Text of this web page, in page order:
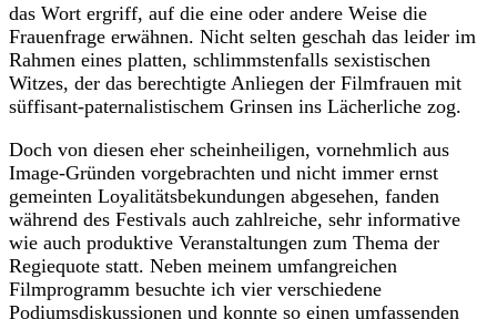
das Wort ergriff, auf die eine oder andere Weise die
Frauenfrage erwähnen. Nicht selten geschah das leider im
Rahmen eines platten, schlimmstenfalls sexistischen
Witzes, der das berechtigte Anliegen der Filmfrauen mit
süffisant-paternalistischem Grinsen ins Lächerliche zog.
Doch von diesen eher scheinheiligen, vornehmlich aus
Image-Gründen vorgebrachten und nicht immer ernst
gemeinten Loyalitätsbekundungen abgesehen, fanden
während des Festivals auch zahlreiche, sehr informative
wie auch produktive Veranstaltungen zum Thema der
Regiequote statt. Neben meinem umfangreichen
Filmprogramm besuchte ich vier verschiedene
Podiumsdiskussionen und konnte so einen umfassenden